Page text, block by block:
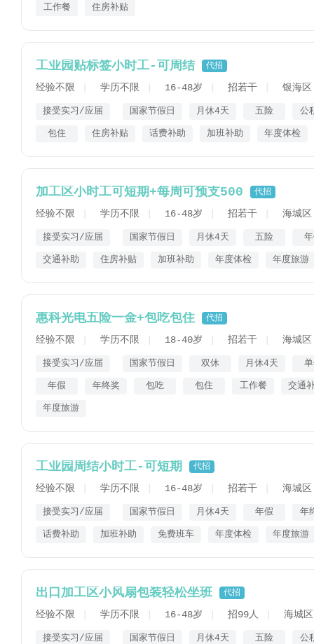
工作餐 住房补贴
工业园贴标签小时工-可周结 代招
经验不限 学历不限 16-48岁 招若干 银海
接受实习/应届 国家节假日 月休4天 五险 公
包住 住房补贴 话费补助 加班补助 年度体检
加工区小时工可短期+每周可预支500 代招
经验不限 学历不限 16-48岁 招若干 海城区
接受实习/应届 国家节假日 月休4天 五险
交通补助 住房补贴 加班补助 年度体检 年度旅游
惠科光电五险一金+包吃包住 代招
经验不限 学历不限 18-40岁 招若干 海城区
接受实习/应届 国家节假日 双休 月休4天
年假 年终奖 包吃 包住 工作餐 交通
年度旅游
工业园周结小时工-可短期 代招
经验不限 学历不限 16-48岁 招若干 海城
接受实习/应届 国家节假日 月休4天 年假 年
话费补助 加班补助 免费班车 年度体检 年度旅游
出口加工区小风扇包装轻松坐班 代招
经验不限 学历不限 16-48岁 招99人 海城
接受实习/应届 国家节假日 月休4天 五险 公